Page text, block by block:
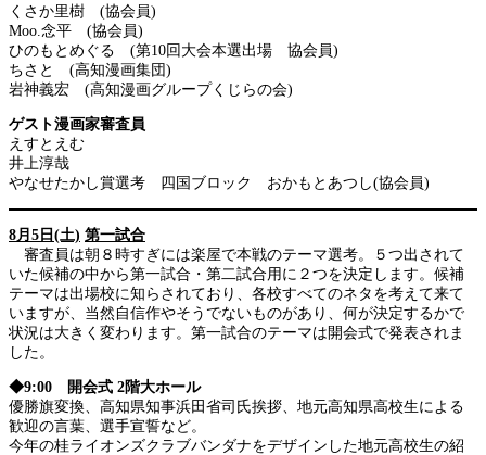
くさか里樹 (協会員)
Moo.念平 (協会員)
ひのもとめぐる (第10回大会本選出場 協会員)
ちさと (高知漫画集団)
岩神義宏 (高知漫画グループくじらの会)
ゲスト漫画家審査員
えすとえむ
井上淳哉
やなせたかし賞選考 四国ブロック おかもとあつし(協会員)
8月5日(土) 第一試合
審査員は朝８時すぎには楽屋で本戦のテーマ選考。５つ出されて
いた候補の中から第一試合・第二試合用に２つを決定します。候補
テーマは出場校に知らされており、各校すべてのネタを考えて来て
いますが、当然自信作やそうでないものがあり、何が決定するかで
状況は大きく変わります。第一試合のテーマは開会式で発表されま
した。
◆9:00 開会式 2階大ホール
優勝旗変換、高知県知事浜田省司氏挨拶、地元高知県高校生による
歓迎の言葉、選手宣誓など。
今年の桂ライオンズクラブバンダナをデザインした地元高校生の紹